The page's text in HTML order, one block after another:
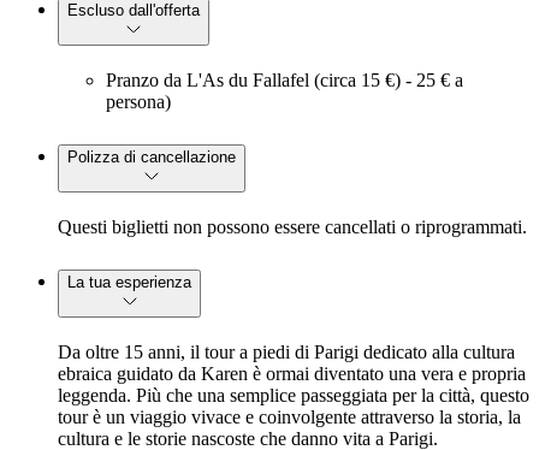
Escluso dall'offerta
Pranzo da L'As du Fallafel (circa 15 €) - 25 € a
persona)
Polizza di cancellazione
Questi biglietti non possono essere cancellati o riprogrammati.
La tua esperienza
Da oltre 15 anni, il tour a piedi di Parigi dedicato alla cultura
ebraica guidato da Karen è ormai diventato una vera e propria
leggenda. Più che una semplice passeggiata per la città, questo
tour è un viaggio vivace e coinvolgente attraverso la storia, la
cultura e le storie nascoste che danno vita a Parigi.